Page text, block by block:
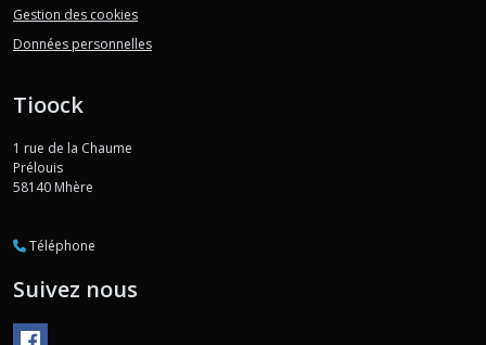
Gestion des cookies
Données personnelles
Tioock
1 rue de la Chaume
Prélouis
58140 Mhère
Téléphone
Suivez nous